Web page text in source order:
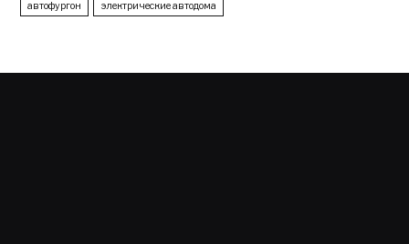
автофургон электрические автодома